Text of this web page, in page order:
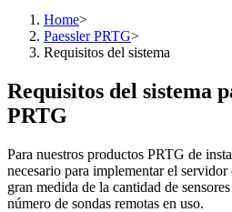
Home>
Paessler PRTG>
Requisitos del sistema
Requisitos del sistema
PRTG
Para nuestros productos PRTG de
necesario para implementar el
gran medida de la cantidad de
número de sondas remotas en uso.